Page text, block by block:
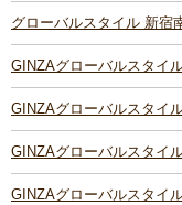
グローバルスタイル 新宿
GINZAグローバルスタイ
GINZAグローバルスタイ
GINZAグローバルスタイ
GINZAグローバルスタイ